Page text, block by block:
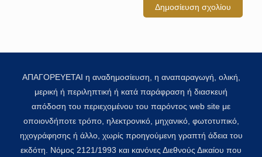
ΑΠΑΓΟΡΕΥΕΤΑΙ η αναδημοσίευση, η αναπαραγωγή, ολική,
μερική ή περιληπτική ή κατά παράφραση ή διασκευή
απόδοση του περιεχομένου του παρόντος web site με
οποιονδήποτε τρόπο, ηλεκτρονικό, μηχανικό, φωτοτυπικό,
ηχογράφησης ή άλλο, χωρίς προηγούμενη γραπτή άδεια του
εκδότη. Νόμος 2121/1993 και κανόνες Διεθνούς Δικαίου που